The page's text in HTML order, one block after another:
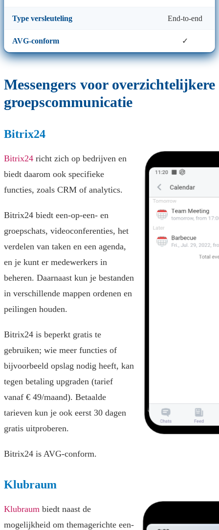
Type versleuteling End-to-end
AVG-conform ✓
Messengers voor overzichtelijkere
groepscommunicatie
Bitrix24
Bitrix24 richt zich op bedrijven en
biedt daarom ook specifieke
functies, zoals CRM of analytics.
Bitrix24 biedt een-op-een- en
groepschats, videoconferenties, het
verdelen van taken en een agenda,
en je kunt er medewerkers in
beheren. Daarnaast kun je bestanden
in verschillende mappen ordenen en
peilingen houden.
Bitrix24 is beperkt gratis te
gebruiken; wie meer functies of
bijvoorbeeld opslag nodig heeft, kan
tegen betaling upgraden (tarief
vanaf € 49/maand). Betaalde
tarieven kun je ook eerst 30 dagen
gratis uitproberen.
Bitrix24 is AVG-conform.
Klubraum
Klubraum biedt naast de
mogelijkheid om themagerichte een-